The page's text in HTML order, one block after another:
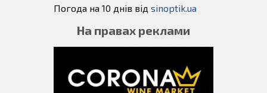
Погода на 10 днів від sinoptik.ua
На правах реклами